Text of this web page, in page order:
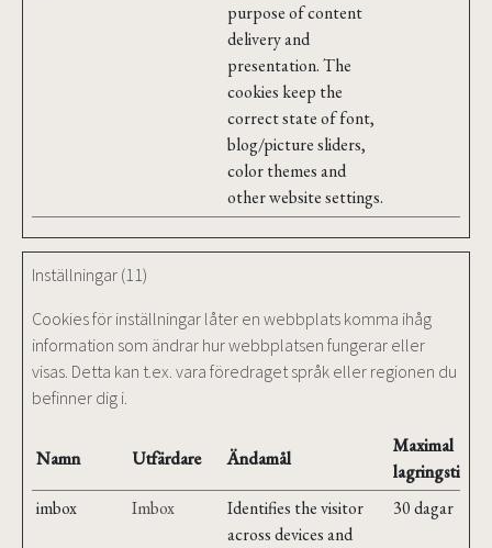
purpose of content
delivery and
presentation. The
cookies keep the
correct state of font,
blog/picture sliders,
color themes and
other website settings.
Inställningar (11)
Cookies för inställningar låter en webbplats komma ihåg
information som ändrar hur webbplatsen fungerar eller
visas. Detta kan t.ex. vara föredraget språk eller regionen du
befinner dig i.
Namn Utfärdare Ändamål
Maximal
lagringstid
imbox
Imbox
Identifies the visitor
across devices and
30 dagar